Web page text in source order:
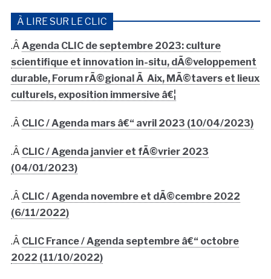
À LIRE SUR LE CLIC
.Â Agenda CLIC de septembre 2023: culture
scientifique et innovation in-situ, dÃ©veloppement
durable, Forum rÃ©gional Ã Aix, MÃ©tavers et lieux
culturels, exposition immersive â€¦
.Â CLIC / Agenda mars â€“ avril 2023 (10/04/2023)
.Â CLIC / Agenda janvier et fÃ©vrier 2023
(04/01/2023)
.Â CLIC / Agenda novembre et dÃ©cembre 2022
(6/11/2022)
.Â CLIC France / Agenda septembre â€“ octobre
2022 (11/10/2022)